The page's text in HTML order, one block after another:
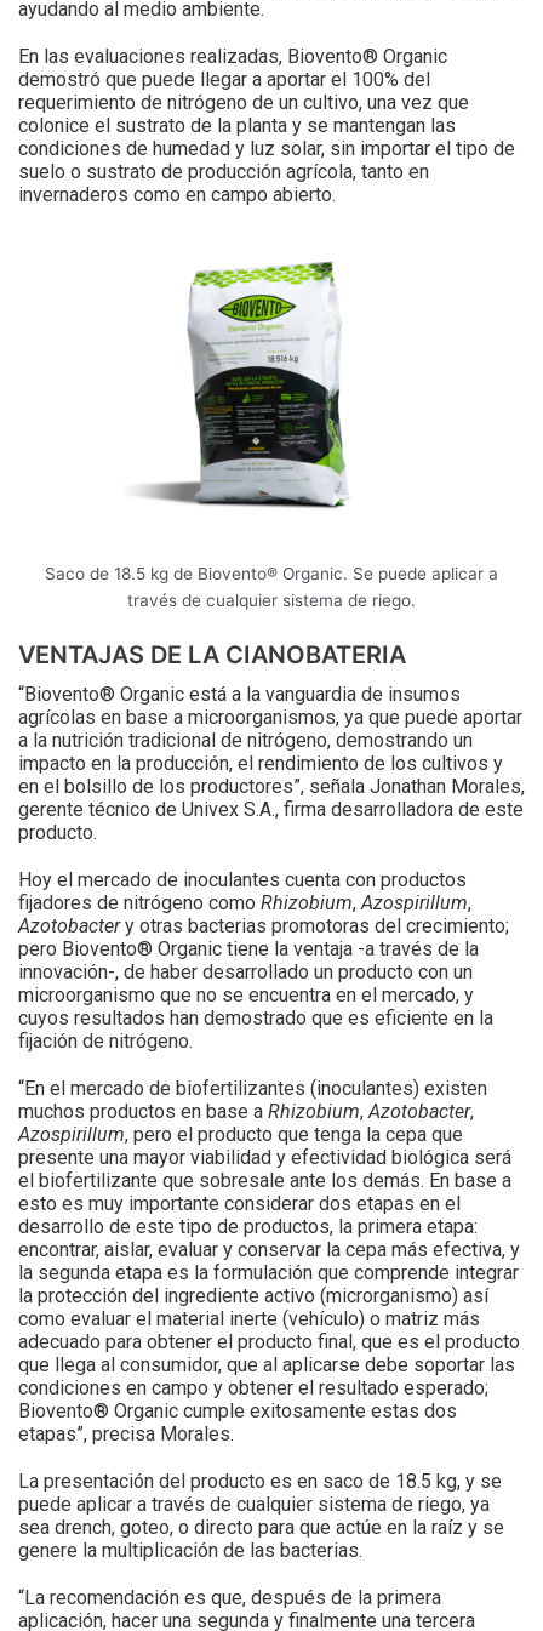
ayudando al medio ambiente.
En las evaluaciones realizadas, Biovento® Organic
demostró que puede llegar a aportar el 100% del
requerimiento de nitrógeno de un cultivo, una vez que
colonice el sustrato de la planta y se mantengan las
condiciones de humedad y luz solar, sin importar el tipo de
suelo o sustrato de producción agrícola, tanto en
invernaderos como en campo abierto.
Saco de 18.5 kg de Biovento® Organic. Se puede aplicar a
través de cualquier sistema de riego.
VENTAJAS DE LA CIANOBATERIA
“Biovento® Organic está a la vanguardia de insumos
agrícolas en base a microorganismos, ya que puede aportar
a la nutrición tradicional de nitrógeno, demostrando un
impacto en la producción, el rendimiento de los cultivos y
en el bolsillo de los productores”, señala Jonathan Morales,
gerente técnico de Univex S.A., firma desarrolladora de este
producto.
Hoy el mercado de inoculantes cuenta con productos
fijadores de nitrógeno como Rhizobium, Azospirillum,
Azotobactery otras bacterias promotoras del crecimiento;
pero Biovento® Organic tiene la ventaja -a través de la
innovación-, de haber desarrollado un producto con un
microorganismo que no se encuentra en el mercado, y
cuyos resultados han demostrado que es eficiente en la
fijación de nitrógeno.
“En el mercado de biofertilizantes (inoculantes) existen
muchos productos en base a Rhizobium, Azotobacter,
Azospirillum, pero el producto que tenga la cepa que
presente una mayor viabilidad y efectividad biológica será
el biofertilizante que sobresale ante los demás. En base a
esto es muy importante considerar dos etapas en el
desarrollo de este tipo de productos, la primera etapa:
encontrar, aislar, evaluar y conservar la cepa más efectiva, y
la segunda etapa es la formulación que comprende integrar
la protección del ingrediente activo (microrganismo) así
como evaluar el material inerte (vehículo) o matriz más
adecuado para obtener el producto final, que es el producto
que llega al consumidor, que al aplicarse debe soportar las
condiciones en campo y obtener el resultado esperado;
Biovento® Organic cumple exitosamente estas dos
etapas”, precisa Morales.
La presentación del producto es en saco de 18.5 kg, y se
puede aplicar a través de cualquier sistema de riego, ya
sea drench, goteo, o directo para que actúe en la raíz y se
genere la multiplicación de las bacterias.
“La recomendación es que, después de la primera
aplicación, hacer una segunda y finalmente una tercera